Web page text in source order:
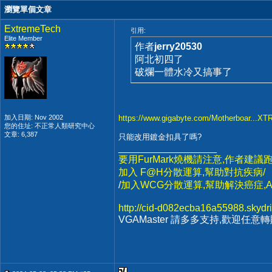
瀏覽單個文章
ExtremeTech
Elite Member
加入日期: Nov 2002
您的住址: 不正常人類研究中心
文章: 6,387
引用:
作者jerry20530
阿北初四了
破爛一體水冷又搞事了
https://www.gigabyte.com/
只能改用鍍金扣具了嗎?
要用FurMark燒機請注意,作者建議
加入 F@H分散運算,幫助對抗疾病/
/加入WCG分散運算,幫助解決癌症
http://cid-
VGAMaster 請多多支持,歡迎任意轉